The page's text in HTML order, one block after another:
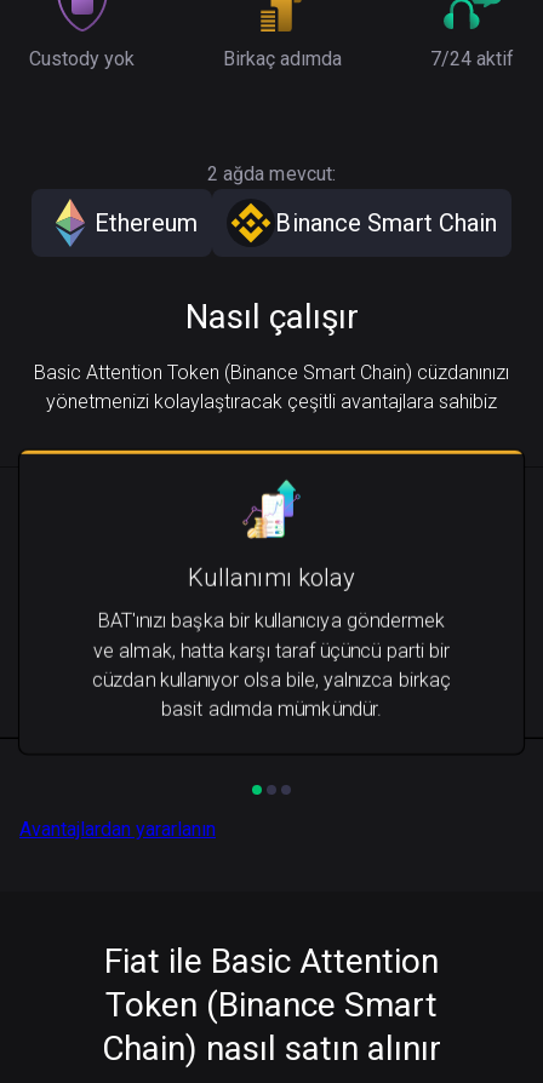
Custody yok Birkaç adımda 7/24 aktif
2 ağda mevcut:
Ethereum Binance Smart Chain
Nasıl çalışır
Basic Attention Token (Binance Smart Chain) cüzdanınızı
yönetmenizi kolaylaştıracak çeşitli avantajlara sahibiz
Kullanımı kolay
BAT'ınızı başka bir kullanıcıya göndermek
ve almak, hatta karşı taraf üçüncü parti bir
cüzdan kullanıyor olsa bile, yalnızca birkaç
basit adımda mümkündür.
Avantajlardan yararlanın
Fiat ile Basic Attention
Token (Binance Smart
Chain) nasıl satın alınır